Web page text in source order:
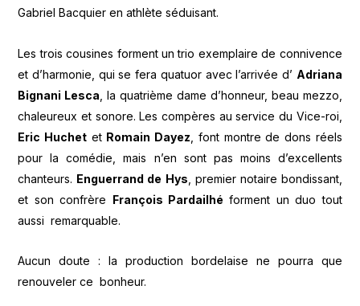
Gabriel Bacquier en athlète séduisant.
Les trois cousines forment un trio exemplaire de connivence
et d’harmonie, qui se fera quatuor avec l’arrivée d’ Adriana
Bignani Lesca , la quatrième dame d’honneur, beau mezzo,
chaleureux et sonore. Les compères au service du Vice-roi,
Eric Huchet et Romain Dayez , font montre de dons réels
pour la comédie, mais n’en sont pas moins d’excellents
chanteurs. Enguerrand de Hys , premier notaire bondissant,
et son confrère François Pardailhé forment un duo tout
aussi remarquable.
Aucun doute : la production bordelaise ne pourra que
renouveler ce bonheur.